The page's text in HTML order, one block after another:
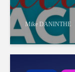
Mike DANINTHE